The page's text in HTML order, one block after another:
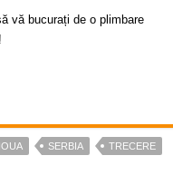
vă bucurați de o plimbare
SERBIA TRECERE